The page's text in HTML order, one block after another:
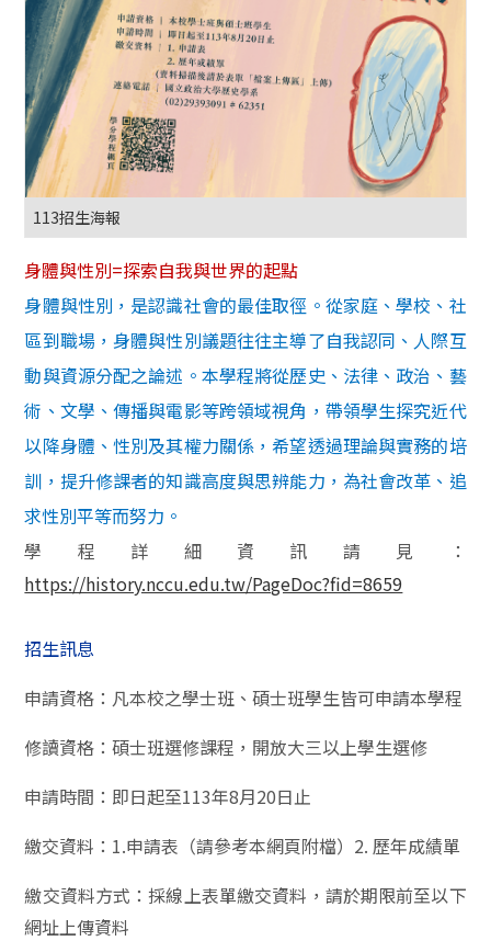
113招生海報
身體與性別=探索自我與世界的起點
身體與性別，是認識社會的最佳取徑 。 從家庭、學校、社
區到職場，身體與性別議題往往主導了自我認同、人際互
動與資源分配之論述。 本學程將從歷史、法律、政治、藝
術、文學、傳播與電影等跨領域視角，帶領學生探究近代
以降身體、性別及其權力關係，希望透過理論與實務的培
訓，提升修課者的知識高度與思辨能力，為社會改革、追
求性別平等而努力。
學程詳細資訊請見：
https://history.nccu.edu.tw/PageDoc?fid=8659
招生訊息
申請資格：凡本校之學士班、碩士班學生皆可申請本學程
修讀資格：碩士班選修課程，開放大三以上學生選修
申請時間：即日起至113年8月20日止
繳交資料： 1.申請表（請參考本網頁附檔） 2. 歷年成績單
繳交資料方式：採線上表單繳交資料，請於期限前至以下
網址上傳資料